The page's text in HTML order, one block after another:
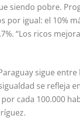
siendo pobre.
igual: el 10%
“Los ricos
sigue
se refleja
cada 100.000